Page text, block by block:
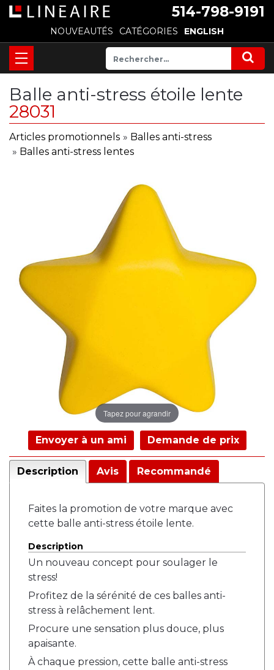
514-798-9191
NOUVEAUTÉS CATÉGORIES ENGLISH
Balle anti-stress étoile lente
28031
Articles promotionnels » Balles anti-stress
» Balles anti-stress lentes
Tapez pour agrandir
Envoyer à un ami Demande de prix
Description Avis Recommandé
Faites la promotion de votre marque avec
cette balle anti-stress étoile lente.
Description
Un nouveau concept pour soulager le
stress!
Profitez de la sérénité de ces balles anti-
stress à relâchement lent.
Procure une sensation plus douce, plus
apaisante.
À chaque pression, cette balle anti-stress